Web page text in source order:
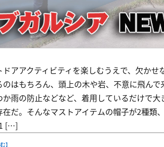
アアクティビティを楽しむうえで、欠かせ
はもちろん、頭上の木や岩、不意に飛んで
雨の防止などなど、着用しているだけで
在だ。そんなマストアイテムの帽子が2種類
[…]
】